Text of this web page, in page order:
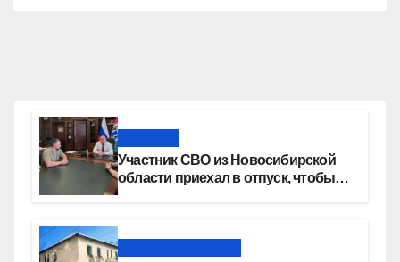
Участник СВО из Новосибирской
области приехал в отпуск, чтобы